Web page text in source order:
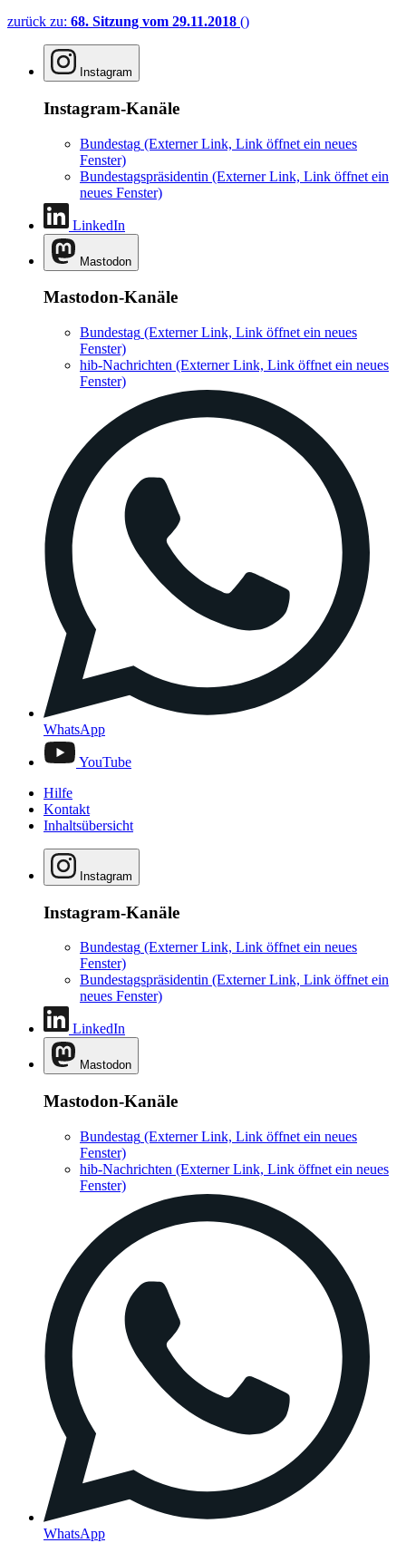
zurück zu: 68. Sitzung vom 29.11.2018 ()
Instagram
Instagram-Kanäle
Bundestag (Externer Link, Link öffnet ein neues
Fenster)
Bundestagspräsidentin (Externer Link, Link öffnet ein
neues Fenster)
LinkedIn
Mastodon
Mastodon-Kanäle
Bundestag (Externer Link, Link öffnet ein neues
Fenster)
hib-Nachrichten (Externer Link, Link öffnet ein neues
Fenster)
WhatsApp
YouTube
Hilfe
Kontakt
Inhaltsübersicht
Instagram
Instagram-Kanäle
Bundestag (Externer Link, Link öffnet ein neues
Fenster)
Bundestagspräsidentin (Externer Link, Link öffnet ein
neues Fenster)
LinkedIn
Mastodon
Mastodon-Kanäle
Bundestag (Externer Link, Link öffnet ein neues
Fenster)
hib-Nachrichten (Externer Link, Link öffnet ein neues
Fenster)
WhatsApp